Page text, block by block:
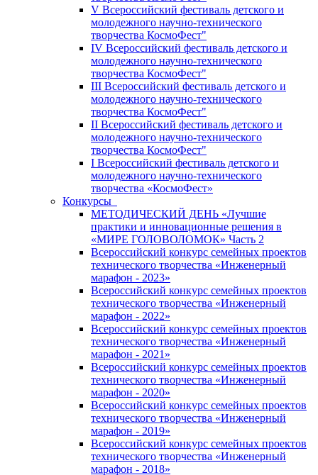
V Всероссийский фестиваль детского и
молодежного научно-технического
творчества КосмоФест"
IV Всероссийский фестиваль детского и
молодежного научно-технического
творчества КосмоФест"
III Всероссийский фестиваль детского и
молодежного научно-технического
творчества КосмоФест"
II Всероссийский фестиваль детского и
молодежного научно-технического
творчества КосмоФест"
I Всероссийский фестиваль детского и
молодежного научно-технического
творчества «КосмоФест»
Конкурсы
МЕТОДИЧЕСКИЙ ДЕНЬ «Лучшие
практики и инновационные решения в
«МИРЕ ГОЛОВОЛОМОК» Часть 2
Всероссийский конкурс семейных проектов
технического творчества «Инженерный
марафон - 2023»
Всероссийский конкурс семейных проектов
технического творчества «Инженерный
марафон - 2022»
Всероссийский конкурс семейных проектов
технического творчества «Инженерный
марафон - 2021»
Всероссийский конкурс семейных проектов
технического творчества «Инженерный
марафон - 2020»
Всероссийский конкурс семейных проектов
технического творчества «Инженерный
марафон - 2019»
Всероссийский конкурс семейных проектов
технического творчества «Инженерный
марафон - 2018»